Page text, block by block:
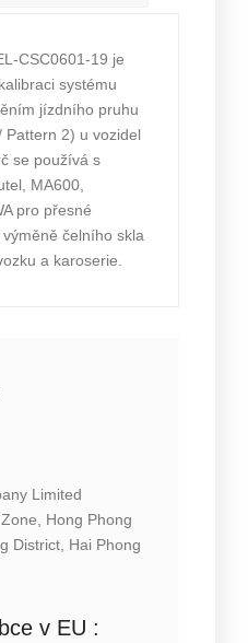
CSC0601-19 je
systému
jízdního pruhu
Pattern 2) u vozidel
se používá s
MA600,
pro přesné
čelního skla
a karoserie.
Limited
Hong Phong
District, Hai Phong
v EU :